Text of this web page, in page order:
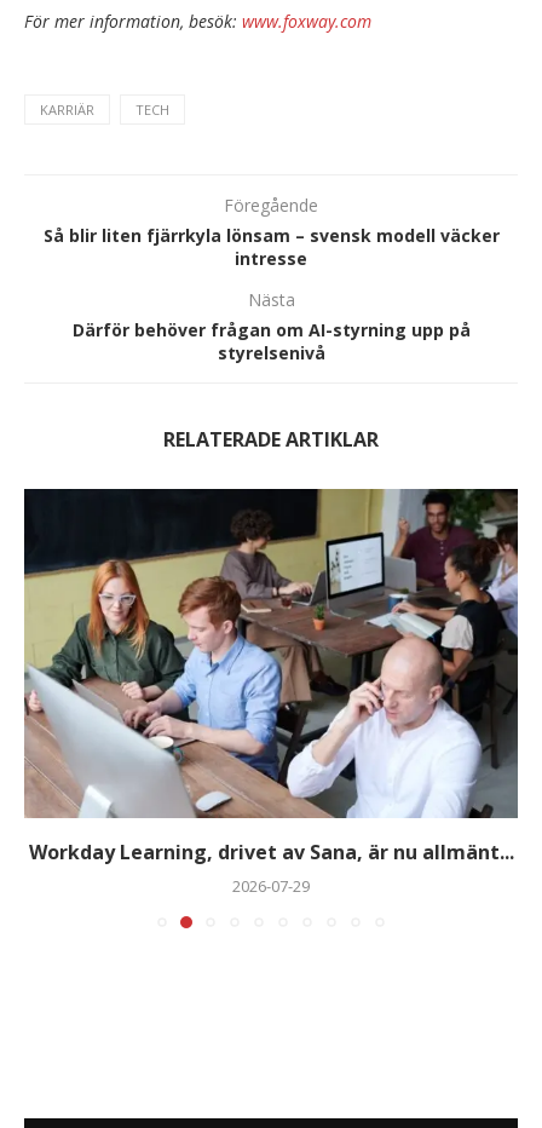
För mer information, besök: www.foxway.com
KARRIÄR TECH
Föregående
Så blir liten fjärrkyla lönsam – svensk modell väcker
intresse
Nästa
Därför behöver frågan om AI-styrning upp på
styrelsenivå
RELATERADE ARTIKLAR
Workday Learning, drivet av Sana, är nu allmänt...
2026-07-29